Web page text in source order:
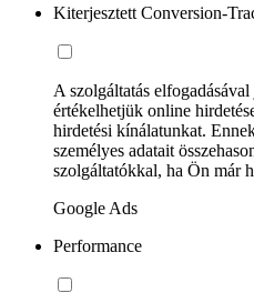
Kiterjesztett Conversion-
A szolgáltatás
értékelhetjük online
hirdetési kínálatunkat.
személyes adatait
szolgáltatókkal, ha Ön már
Google Ads
Performance